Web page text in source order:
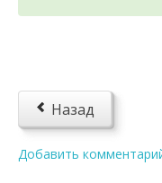
Назад
Добавить